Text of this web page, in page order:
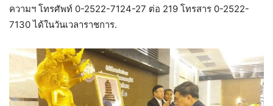
ความฯ โทรศัพท์ 0-2522-7124-27 ต่อ 219 โทรสาร 0-2522-
7130 ได้ในวันเวลาราชการ.